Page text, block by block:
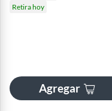
Retira hoy
Agregar